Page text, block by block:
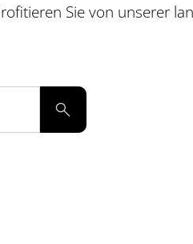
Sie von unserer
